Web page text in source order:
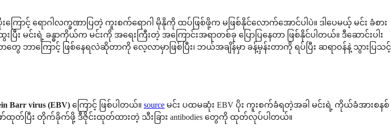
ောင့် ရောဂါလက္ခဏာပြတဲ့ ကူးစက်ရောဂါ မိုနိုကို ထပ်ဖြစ်ဖို့က မဖြစ်နိုင်လောက်အောင်ပါပဲ။ ဒါပေမယ့် မင်း ခံစား
မင်းရဲ့ ခန္ဓာကိုယ်က မင်းကို အရေးကြီးတဲ့ အကြောင်းအရာတစ်ခု ပြောပြနေတာ ဖြစ်နိုင်ပါတယ်။ ဒီဆောင်းပါး
ာတွေ ဘာကြောင့် ဖြစ်နေရလဲဆိုတာကို လေ့လာမှာဖြစ်ပြီး၊ ဘယ်အချိန်မှာ ခန့်မှန်းတာကို ရပ်ပြီး ဆရာဝန်နဲ့ သွားပြသင့်
Barr virus (EBV) ကြောင့် ဖြစ်ပါတယ်။ source မင်း ပထမဆုံး EBV ပိုး ကူးစက်ခံရတဲ့အခါ မင်းရဲ့ ကိုယ်ခံအားစနစ်
ြီး တိုက်ခိုက်ဖို့ ဒီဇိုင်းထုတ်ထားတဲ့ သီးခြား antibodies တွေကို ထုတ်လုပ်ပါတယ်။